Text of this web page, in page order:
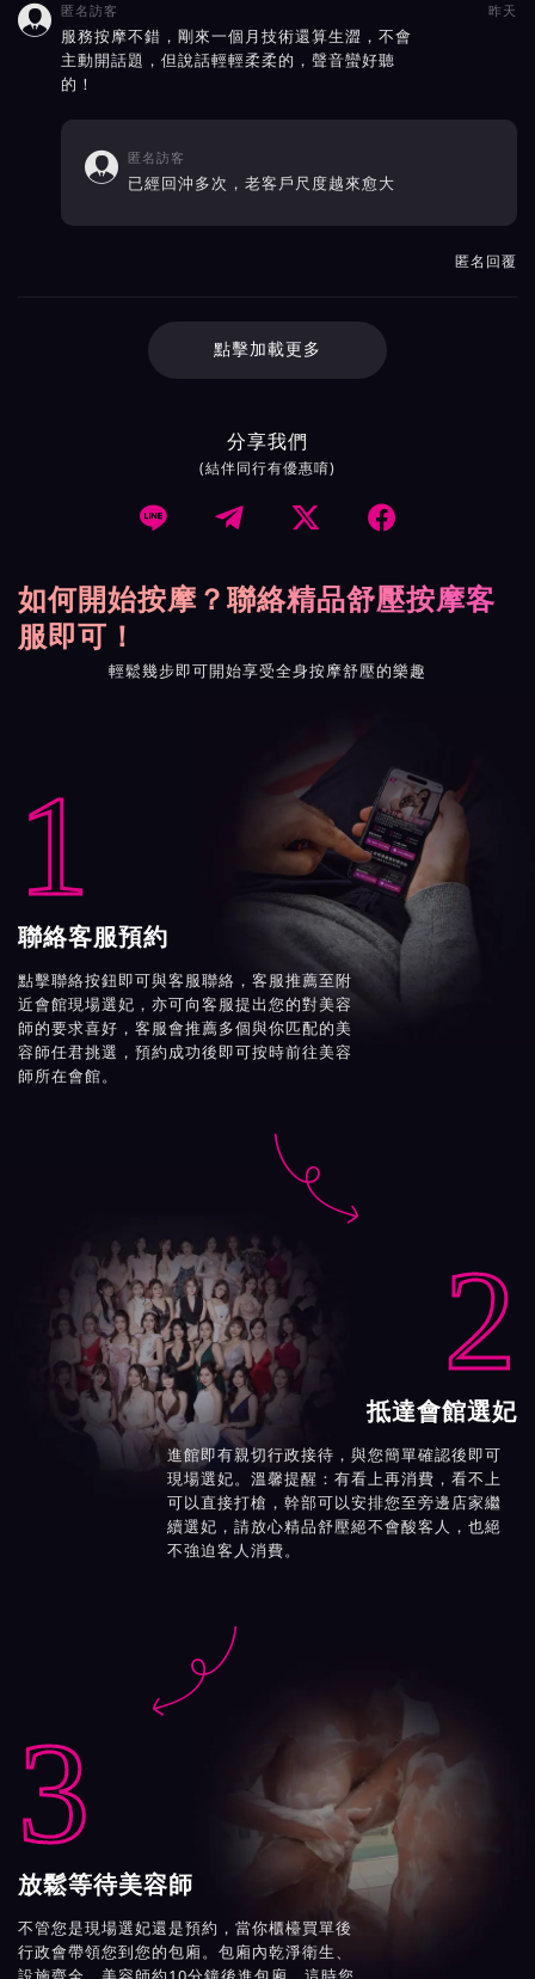
 匿名訪客 昨天
服務按摩不錯，剛來一個月技術還算生澀，不會
主動開話題，但說話輕輕柔柔的，聲音蠻好聽
的！
 匿名訪客
已經回沖多次，老客戶尺度越來愈大
匿名回覆
點擊加載更多
分享我們
(結伴同行有優惠唷)
   
如何開始按摩？聯絡精品舒壓按摩客
服即可！
輕鬆幾步即可開始享受全身按摩舒壓的樂趣
1
聯絡客服預約
點擊聯絡按鈕即可與客服聯絡，客服推薦至附
近會館現場選妃，亦可向客服提出您的對美容
師的要求喜好，客服會推薦多個與你匹配的美
容師任君挑選，預約成功後即可按時前往美容
師所在會館。

2
抵達會館選妃
進館即有親切行政接待，與您簡單確認後即可
現場選妃。溫馨提醒：有看上再消費，看不上
可以直接打槍，幹部可以安排您至旁邊店家繼
續選妃，請放心精品舒壓絕不會酸客人，也絕
不強迫客人消費。

3
放鬆等待美容師
不管您是現場選妃還是預約，當你櫃檯買單後
行政會帶領您到您的包廂。包廂內乾淨衛生、